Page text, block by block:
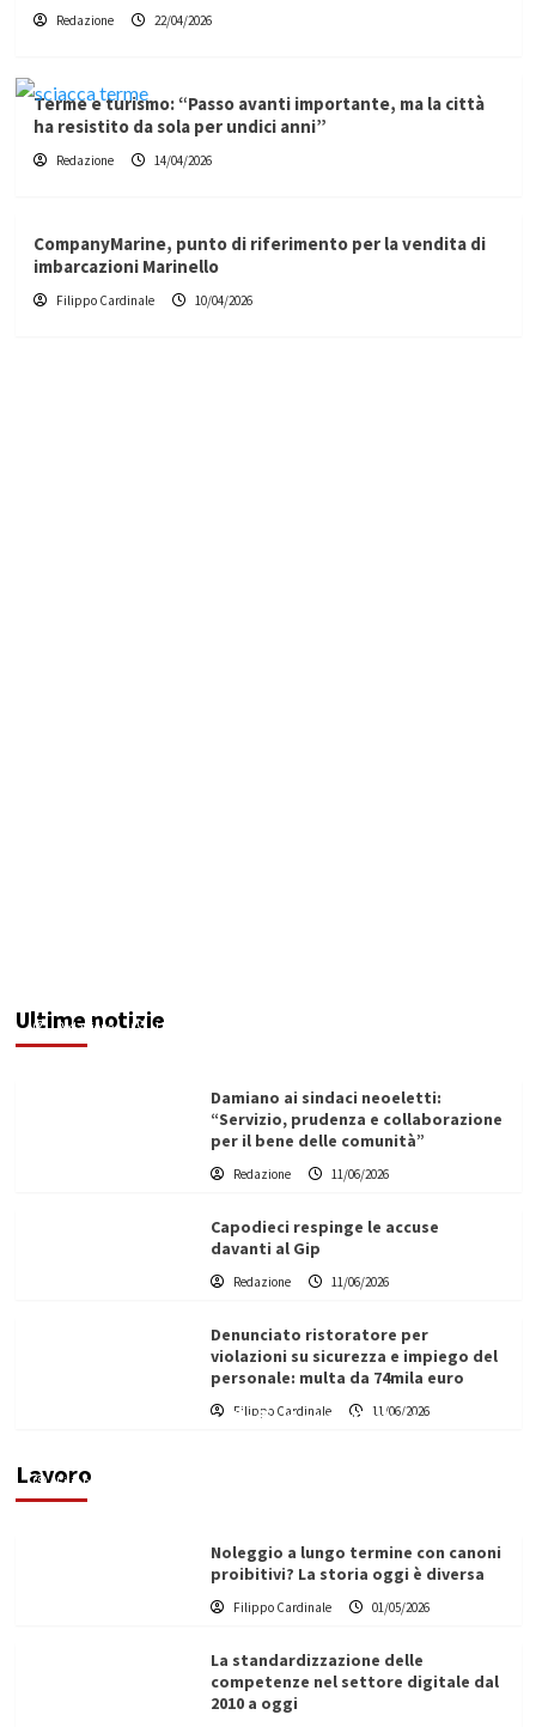
Redazione 22/04/2026
Terme e turismo: “Passo avanti importante, ma la città
ha resistito da sola per undici anni”
Redazione 14/04/2026
CompanyMarine, punto di riferimento per la vendita di
imbarcazioni Marinello
Filippo Cardinale 10/04/2026
Ultime notizie
Redazione 11/06/2026
Damiano ai sindaci neoeletti:
“Servizio, prudenza e collaborazione
per il bene delle comunità”
Redazione 11/06/2026
Capodieci respinge le accuse
davanti al Gip
Redazione 11/06/2026
Denunciato ristoratore per
violazioni su sicurezza e impiego del
personale: multa da 74mila euro
Filippo Cardinale 11/06/2026
Lavoro
Vino in Italia: il giro d’affari contribuisce
Filippo Cardinale
Noleggio a lungo termine con canoni
proibitivi? La storia oggi è diversa
Filippo Cardinale 01/05/2026
La standardizzazione delle
competenze nel settore digitale dal
2010 a oggi